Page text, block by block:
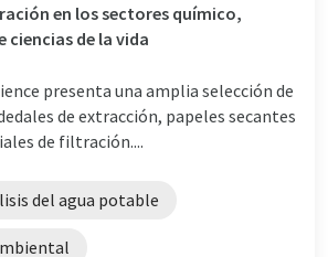
en los sectores químico,
de la vida
presenta una amplia selección de
de extracción, papeles secantes
de filtración....
del agua potable